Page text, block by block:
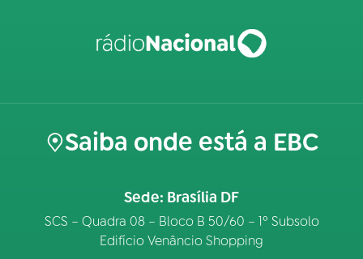
Saiba onde está a EBC
Sede: Brasília DF
SCS – Quadra 08 – Bloco B 50/60 – 1º Subsolo
Edifício Venâncio Shopping